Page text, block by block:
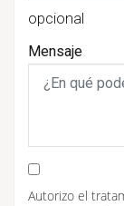
opcional
Mensaje
Autorizo el